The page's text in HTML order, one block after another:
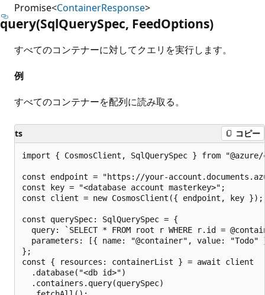
Promise<ContainerResponse>
query(SqlQuerySpec, FeedOptions)
すべてのコンテナーに対してクエリを実行します。
例
すべてのコンテナーを配列に読み取る。
ts コピー
import { CosmosClient, SqlQuerySpec } from "@azure/
const endpoint = "https://your-
const key = "<database account masterkey>";
const client = new CosmosClient({ endpoint, key });
const querySpec: SqlQuerySpec = {
query: `SELECT * FROM root r WHERE r.id =
parameters: [{ name: "@container", value: "Todo"
};
const { resources: containerList } = await client
  .database("<db id>")
  .containers.query(querySpec)